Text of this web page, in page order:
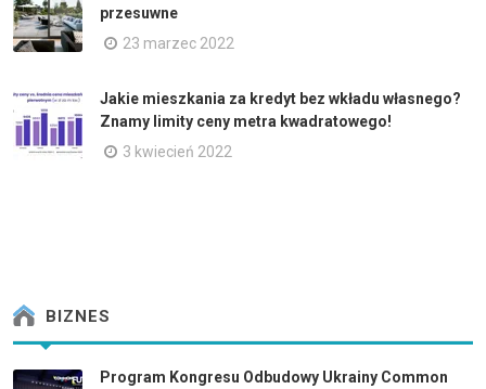
przesuwne
23 marzec 2022
Jakie mieszkania za kredyt bez wkładu własnego?
Znamy limity ceny metra kwadratowego!
3 kwiecień 2022
BIZNES
Program Kongresu Odbudowy Ukrainy Common